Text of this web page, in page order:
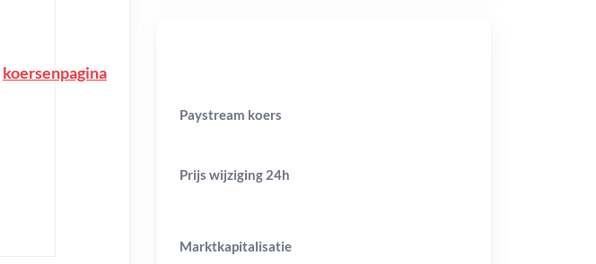
koersenpagina
Paystream koers
Prijs wijziging 24h
Marktkapitalisatie